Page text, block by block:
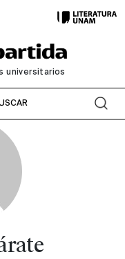
universitarios